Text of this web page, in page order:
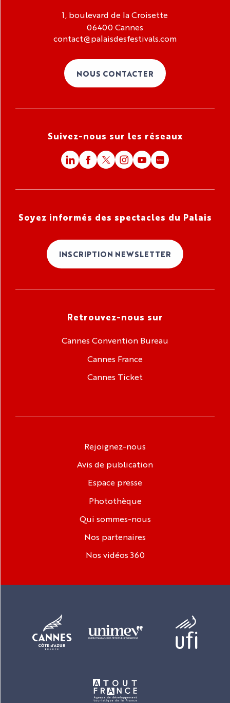
1, boulevard de la Croisette
06400 Cannes
contact@palaisdesfestivals.com
NOUS CONTACTER
Suivez-nous sur les réseaux
Soyez informés des spectacles du Palais
INSCRIPTION NEWSLETTER
Retrouvez-nous sur
Cannes Convention Bureau
Cannes France
Cannes Ticket
Rejoignez-nous
Avis de publication
Espace presse
Photothèque
Qui sommes-nous
Nos partenaires
Nos vidéos 360